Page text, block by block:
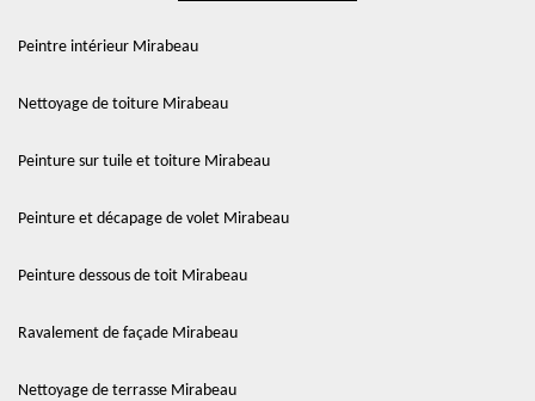
Peintre intérieur Mirabeau
Nettoyage de toiture Mirabeau
Peinture sur tuile et toiture Mirabeau
Peinture et décapage de volet Mirabeau
Peinture dessous de toit Mirabeau
Ravalement de façade Mirabeau
Nettoyage de terrasse Mirabeau